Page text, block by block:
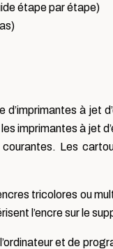
étape par étape)
d’imprimantes à jet
imprimantes à jet
Les
tricolores ou
l’encre sur le
et de